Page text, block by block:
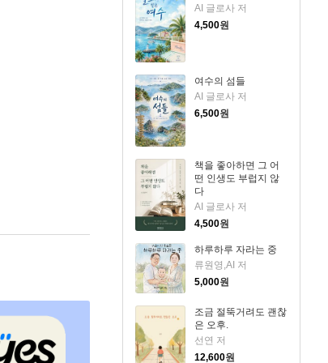
AI 글로사 저
4,500원
여수의 섬들
AI 글로사 저
6,500원
책을 좋아하면 그 어
떤 인생도 부럽지 않
다
AI 글로사 저
4,500원
하루하루 자라는 중
류원영,AI 저
5,000원
조금 절뚝거려도 괜찮
은 오후.
선연 저
12,600원